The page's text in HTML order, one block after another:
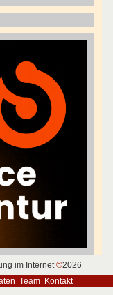
im Internet©2026
Team Kontakt